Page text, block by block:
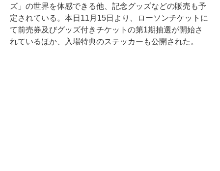
ズ」の世界を体感できる他、記念グッズなどの販売も予
定されている。本日11月15日より、ローソンチケットに
て前売券及びグッズ付きチケットの第1期抽選が開始さ
れているほか、入場特典のステッカーも公開された。